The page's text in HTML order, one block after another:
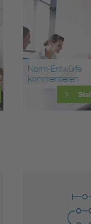
Norm-Entwürfe
kommentieren